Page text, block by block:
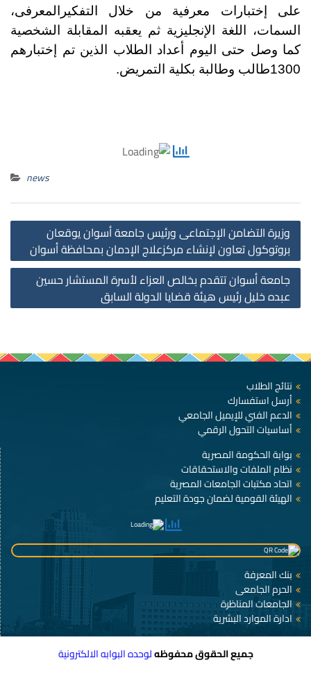
على إختبارات معرفية من خلال التفكيرالمعرفى،
السمات، اللغة الإنجليزية ثم يعقبه المقابلة الشخصية
كما وصل حتى اليوم أعداد الطلاب الذين تم إختبارهم
1300طالب وطالبة بكلية التمريض.
news
وزيرة التضامن الإجتماعى ورئيس جامعة أسوان يوقعان
بروتوكول تعاون لإنشاء مركزعلاج الإدمان بمحافظة أسوان
جامعة أسوان تتقدم بخالص العزاء لأسرة المستشار حسين
عبده خليل رئيس هيئة قضايا الدولة السابق
نتائج الطلاب
أرسل استفسارك
الدعم الفني للإيميل الجامعي
أساسيات التحول الرقمي
بوابة الحكومة المصرية
نظام الملفات والاستحقاقات
اتحاد مكتبات الجامعات المصرية
الهيئة القومية لضمان جودة التعليم
بنك المعرفة
الحرم الجامعى
الجامعات المناظرة
ادارة الموارد البشرية
جميع الحقوق محفوظهلوحده البوابه الالكترونية